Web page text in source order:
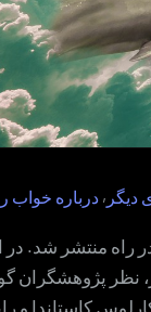
دیگر , درباره خواب
راه منتشر شد. در
نظر پژوهشگران
کاستاندا و